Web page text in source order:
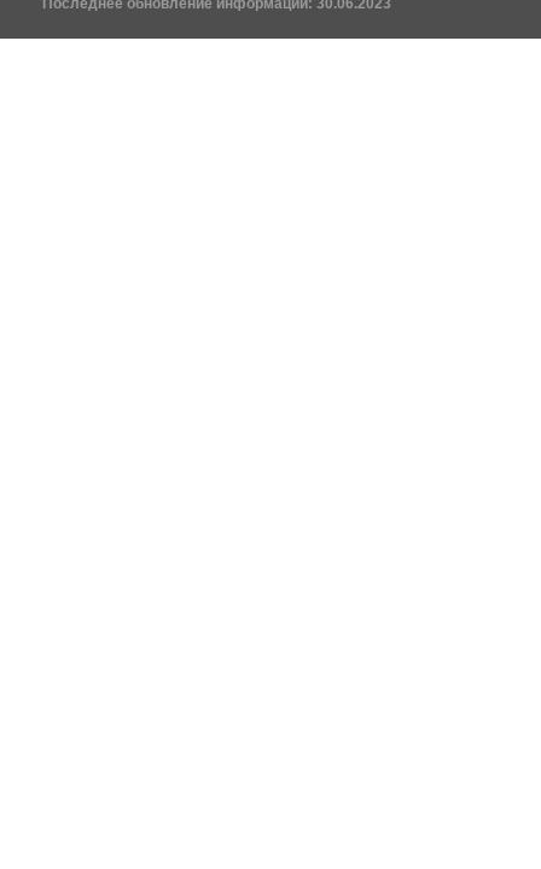
Последнее обновление информации: 30.06.2023